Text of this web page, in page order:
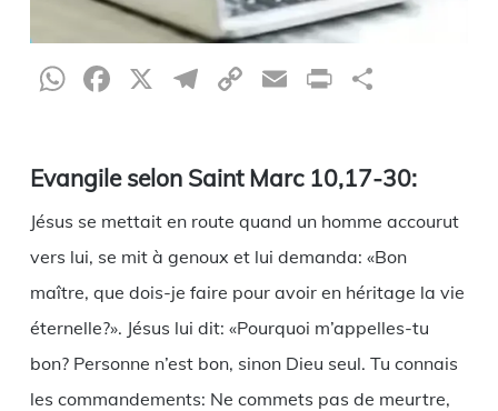
WhatsApp
Facebook
X Telegram
CopyEmailPrint
Evangile selon Saint Marc 10,17-30:
Jésus se mettait en route quand un homme accourut
vers lui, se mit à genoux et lui demanda: «Bon
maître, que dois-je faire pour avoir en héritage la vie
éternelle?». Jésus lui dit: «Pourquoi m’appelles-tu
bon? Personne n’est bon, sinon Dieu seul. Tu connais
les commandements: Ne commets pas de meurtre,